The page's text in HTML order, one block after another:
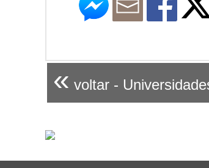
« voltar -